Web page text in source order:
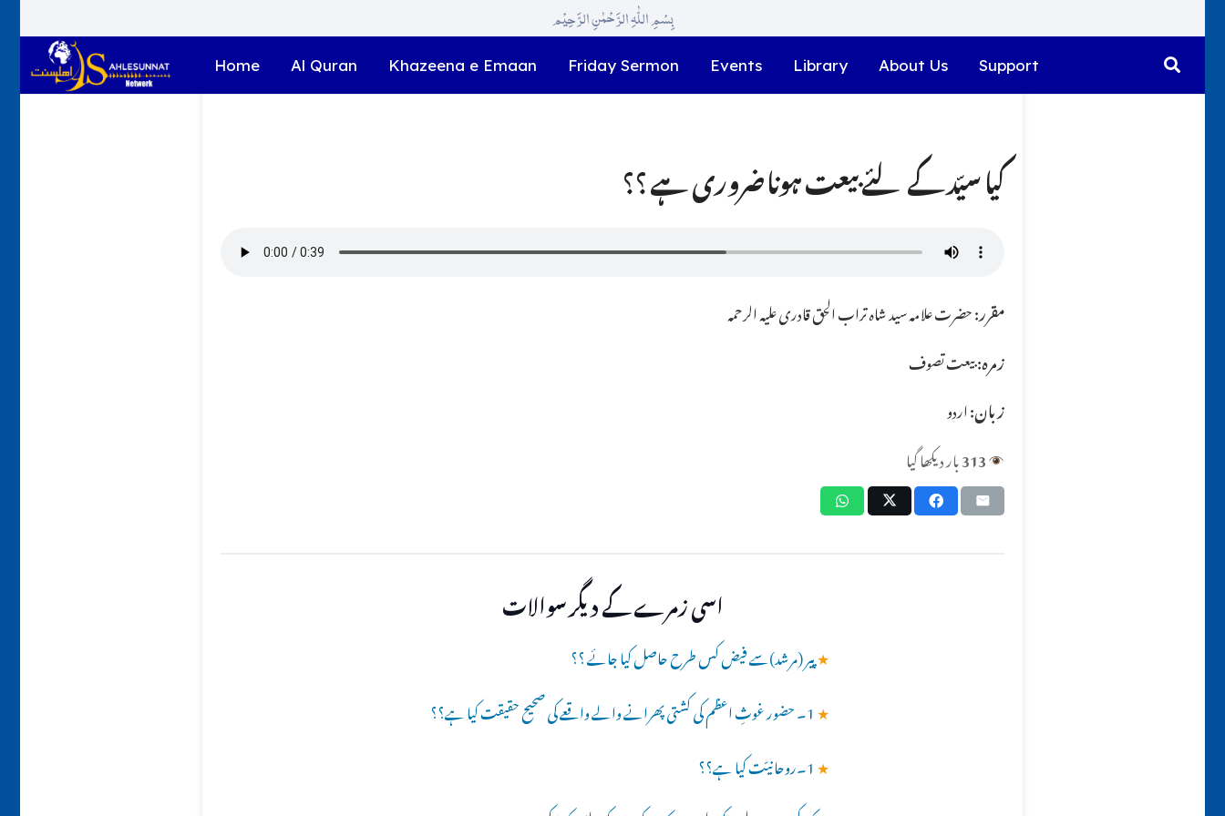
بِسْمِ اللّٰہِ الرَّحْمٰنِ الرَّحِیْم
Home Al Quran Khazeena e Emaan Friday Sermon Events Library About Us Support
کیا سیّد کے لئے بیعت ہونا ضروری ہے ؟؟
مقرر:حضرت علامہ سید شاہ تراب الحق قادری علیہ الرحمہ
زمرہ:بیعت تصوف
زبان:اردو
313بار دیکھا گیا
اسی زمرے کے دیگر سوالات
★پیر (مرشد)سے فیض کس طرح حاصل کیا جائے ؟؟
★1۔ حضور غوثِ اعظم کی کشتی پھرانے والے واقعے کی صحیح حقیقت کیا ہے؟؟
★1۔روحانیّت کیا ہے؟؟